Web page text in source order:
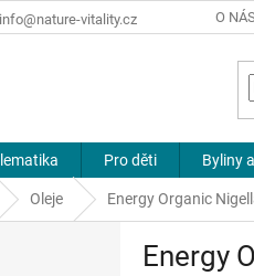
info@nature-vitality.cz O
Pro děti Byliny
Oleje Energy Organic
Energy